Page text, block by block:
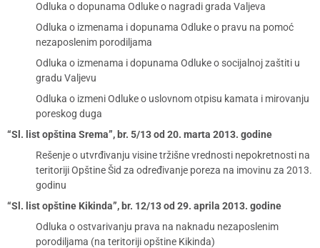
Odluka o dopunama Odluke o nagradi grada Valjeva
Odluka o izmenama i dopunama Odluke o pravu na pomoć
nezaposlenim porodiljama
Odluka o izmenama i dopunama Odluke o socijalnoj zaštiti u
gradu Valjevu
Odluka o izmeni Odluke o uslovnom otpisu kamata i mirovanju
poreskog duga
“Sl. list opština Srema”, br. 5/13 od 20. marta 2013. godine
Rešenje o utvrđivanju visine tržišne vrednosti nepokretnosti na
teritoriji Opštine Šid za određivanje poreza na imovinu za 2013.
godinu
“Sl. list opštine Kikinda”, br. 12/13 od 29. aprila 2013. godine
Odluka o ostvarivanju prava na naknadu nezaposlenim
porodiljama (na teritoriji opštine Kikinda)